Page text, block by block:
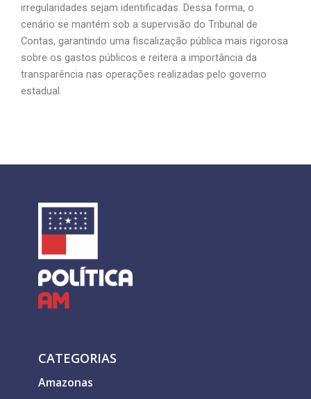
irregularidades sejam identificadas. Dessa forma, o
cenário se mantém sob a supervisão do Tribunal de
Contas, garantindo uma fiscalização pública mais rigorosa
sobre os gastos públicos e reitera a importância da
transparência nas operações realizadas pelo governo
estadual.
CATEGORIAS
Amazonas